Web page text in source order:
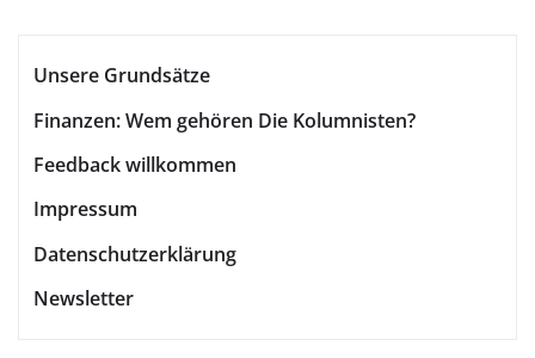
Unsere Grundsätze
Finanzen: Wem gehören Die Kolumnisten?
Feedback willkommen
Impressum
Datenschutzerklärung
Newsletter